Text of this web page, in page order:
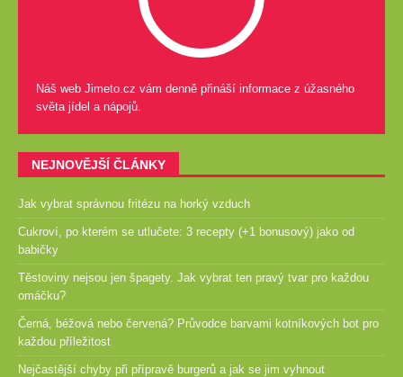
Náš web Jimeto.cz vám denně přináší informace z úžasného
světa jídel a nápojů.
NEJNOVĚJŠÍ ČLÁNKY
Jak vybrat správnou fritézu na horký vzduch
Cukroví, po kterém se utlučete: 3 recepty (+1 bonusový) jako od
babičky
Těstoviny nejsou jen špagety. Jak vybrat ten pravý tvar pro každou
omáčku?
Černá, béžová nebo červená? Průvodce barvami kotníkových bot pro
každou příležitost
Nejčastější chyby při přípravě burgerů a jak se jim vyhnout